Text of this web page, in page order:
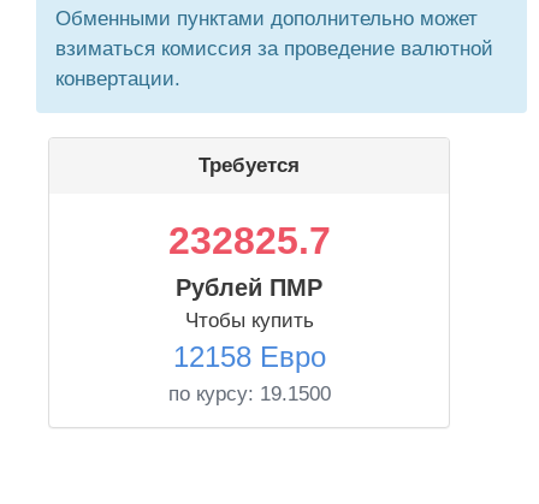
Обменными пунктами дополнительно может
взиматься комиссия за проведение валютной
конвертации.
Требуется
232825.7
Рублей ПМР
Чтобы купить
12158 Евро
по курсу: 19.1500